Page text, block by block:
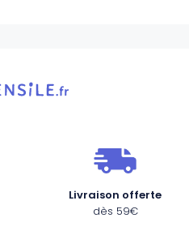
Livraison offerte
dès 59€